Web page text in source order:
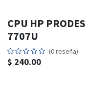
CPU HP
7707U
(0 reseña)
$ 240.00